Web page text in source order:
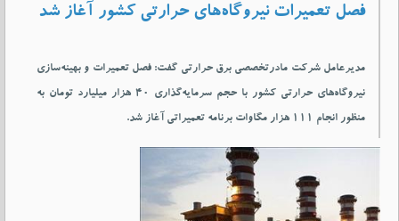
فصل تعمیرات نیروگاه‌های حرارتی کشور آغاز شد
مدیرعامل شرکت مادرتخصصی برق حرارتی گفت: فصل تعمیرات و بهینه‌سازی
نیروگاه‌های حرارتی کشور با حجم سرمایه‌گذاری ۴۰ هزار میلیارد تومان به
منظور انجام ۱۱۱ هزار مگاوات برنامه تعمیراتی آغاز شد.